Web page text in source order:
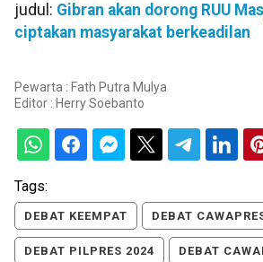
judul: Gibran akan dorong RUU
ciptakan masyarakat berkeadilan
Pewarta : Fath Putra Mulya
Editor : Herry Soebanto
Tags:
DEBAT KEEMPAT DEBAT
DEBAT PILPRES 2024 DEBAT